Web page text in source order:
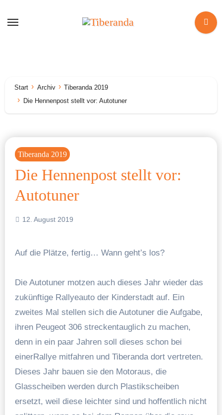
Inhalt
Start Archiv
Tiberanda 2019
Die Hennenpost stellt vor: Autotuner
Tiberanda 2019
Die Hennenpost stellt vor:
Autotuner
12. August 2019
Auf die Plätze, fertig… Wann geht’s los?
Die Autotuner motzen auch dieses Jahr wieder das
zukünftige Rallyeauto der Kinderstadt auf. Ein
zweites Mal stellen sich die Autotuner die Aufgabe,
ihren Peugeot 306 streckentauglich zu machen,
denn in ein paar Jahren soll dieses schon bei
einerRallye mitfahren und Tiberanda dort vertreten.
Dieses Jahr bauen sie den Motoraus, die
Glasscheiben werden durch Plastikscheiben
ersetzt, weil diese leichter sind und hoffentlich nicht